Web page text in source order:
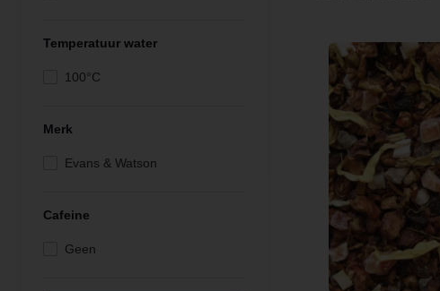
Temperatuur water
100°C
Merk
Evans & Watson
Cafeine
Geen